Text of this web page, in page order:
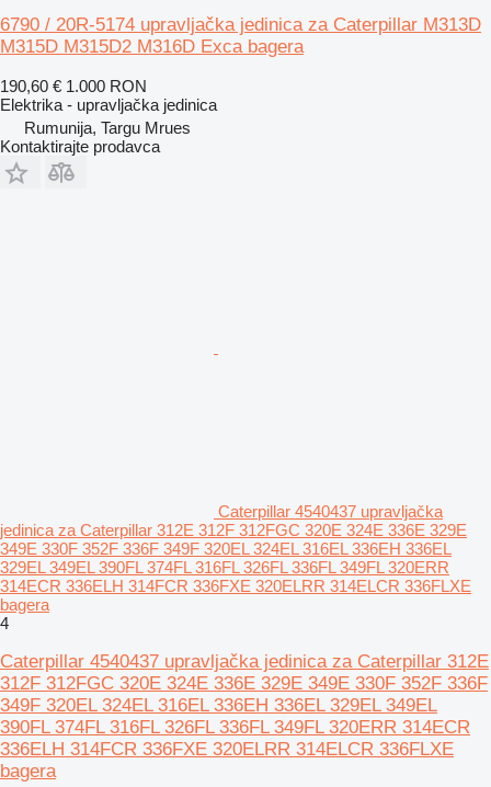
6790 / 20R-5174 upravljačka jedinica za Caterpillar M313D
M315D M315D2 M316D Exca bagera
190,60 € 1.000 RON
Elektrika - upravljačka jedinica
Rumunija, Targu Mrues
Kontaktirajte prodavca
Caterpillar 4540437 upravljačka
jedinica za Caterpillar 312E 312F 312FGC 320E 324E 336E 329E
349E 330F 352F 336F 349F 320EL 324EL 316EL 336EH 336EL
329EL 349EL 390FL 374FL 316FL 326FL 336FL 349FL 320ERR
314ECR 336ELH 314FCR 336FXE 320ELRR 314ELCR 336FLXE
bagera
4
Caterpillar 4540437 upravljačka jedinica za Caterpillar 312E
312F 312FGC 320E 324E 336E 329E 349E 330F 352F 336F
349F 320EL 324EL 316EL 336EH 336EL 329EL 349EL
390FL 374FL 316FL 326FL 336FL 349FL 320ERR 314ECR
336ELH 314FCR 336FXE 320ELRR 314ELCR 336FLXE
bagera